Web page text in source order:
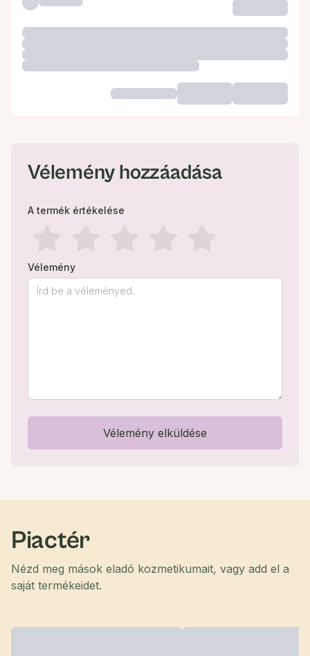
Vélemény hozzáadása
A termék értékelése
Vélemény
Vélemény elküldése
Piactér
Nézd meg mások eladó kozmetikumait, vagy add el a
saját termékeidet.